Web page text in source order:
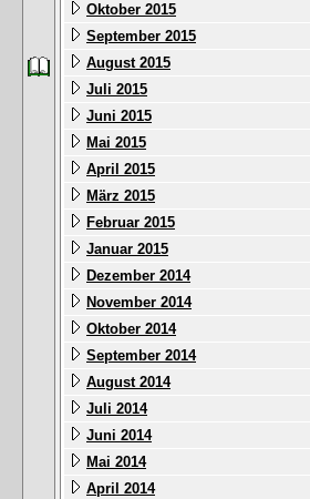
Oktober 2015
September 2015
August 2015
Juli 2015
Juni 2015
Mai 2015
April 2015
März 2015
Februar 2015
Januar 2015
Dezember 2014
November 2014
Oktober 2014
September 2014
August 2014
Juli 2014
Juni 2014
Mai 2014
April 2014